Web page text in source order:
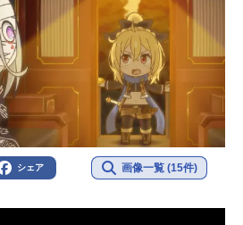
シェア 画像一覧 (15件)